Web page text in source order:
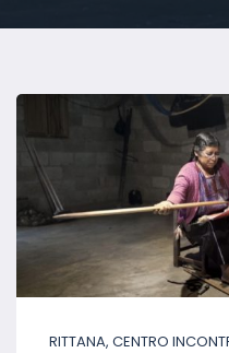
RITTANA, CENTRO